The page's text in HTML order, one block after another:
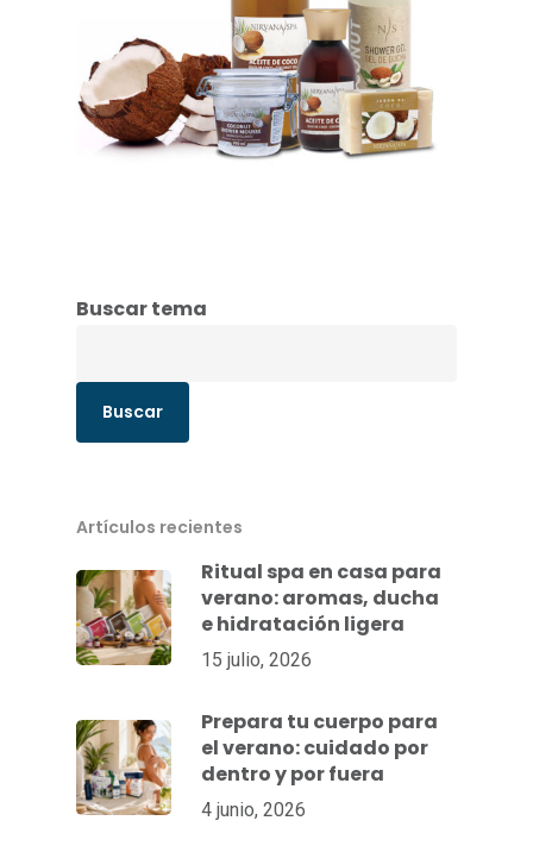
Buscar tema
Buscar
Artículos recientes
Ritual spa en casa para
verano: aromas, ducha
e hidratación ligera
15 julio, 2026
Prepara tu cuerpo para
el verano: cuidado por
dentro y por fuera
4 junio, 2026